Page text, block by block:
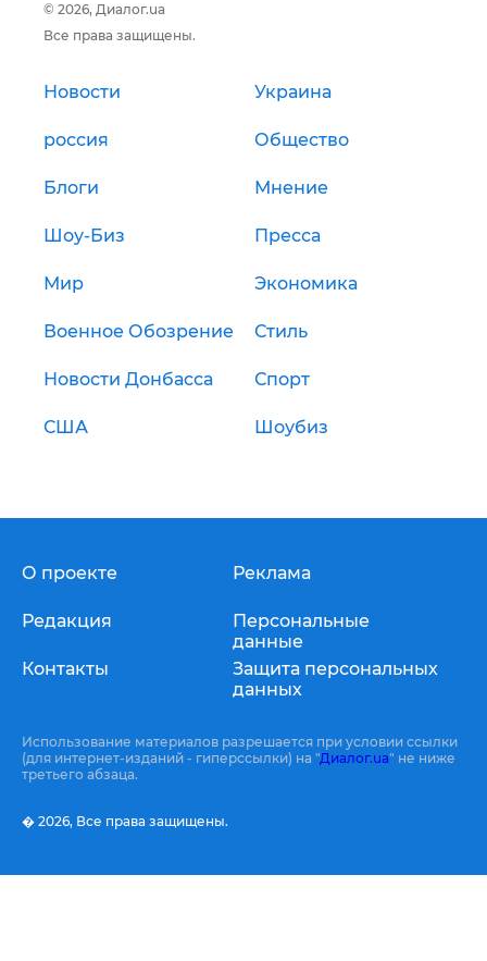
© 2026, Диалог.ua
Все права защищены.
Новости Украина
россия Общество
Блоги Мнение
Шоу-Биз Пресса
Мир Экономика
Военное Обозрение Стиль
Новости Донбасса Спорт
США Шоубиз
О проекте
Редакция
Контакты
Реклама
Персональные
данные
Защита персональных
данных
Использование материалов разрешается при условии ссылки
(для интернет-изданий - гиперссылки) на "Диалог.ua" не ниже
третьего абзаца.
� 2026, Все права защищены.